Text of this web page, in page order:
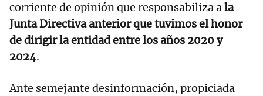
corriente de opinión que responsabiliza ala
Junta Directiva anterior que tuvimos el honor
de dirigir la entidad entre los años 2020 y
2024.
Ante semejante desinformación, propiciada